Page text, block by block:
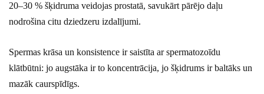
20–30 % šķidruma veidojas prostatā, savukārt pārējo daļu
nodrošina citu dziedzeru izdalījumi.
Spermas krāsa un konsistence ir saistīta ar spermatozoīdu
klātbūtni: jo augstāka ir to koncentrācija, jo šķidrums ir baltāks un
mazāk caurspīdīgs.